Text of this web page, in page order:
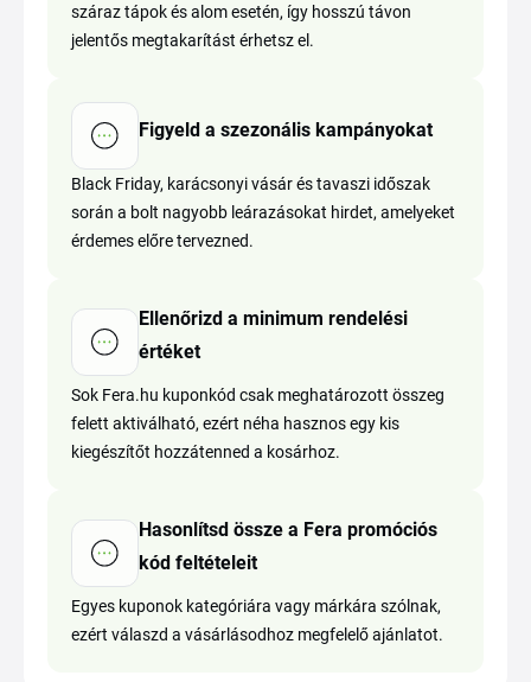
száraz tápok és alom esetén, így hosszú távon
jelentős megtakarítást érhetsz el.
Figyeld a szezonális kampányokat
Black Friday, karácsonyi vásár és tavaszi időszak
során a bolt nagyobb leárazásokat hirdet, amelyeket
érdemes előre tervezned.
Ellenőrizd a minimum rendelési
értéket
Sok Fera.hu kuponkód csak meghatározott összeg
felett aktiválható, ezért néha hasznos egy kis
kiegészítőt hozzátenned a kosárhoz.
Hasonlítsd össze a Fera promóciós
kód feltételeit
Egyes kuponok kategóriára vagy márkára szólnak,
ezért válaszd a vásárlásodhoz megfelelő ajánlatot.